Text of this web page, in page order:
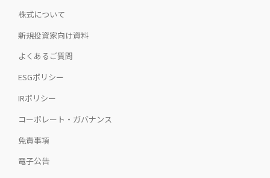
株式について
新規投資家向け資料
よくあるご質問
ESGポリシー
IRポリシー
コーポレート・ガバナンス
免責事項
電子公告